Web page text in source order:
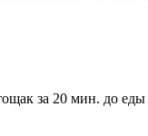
за 20 мин. до